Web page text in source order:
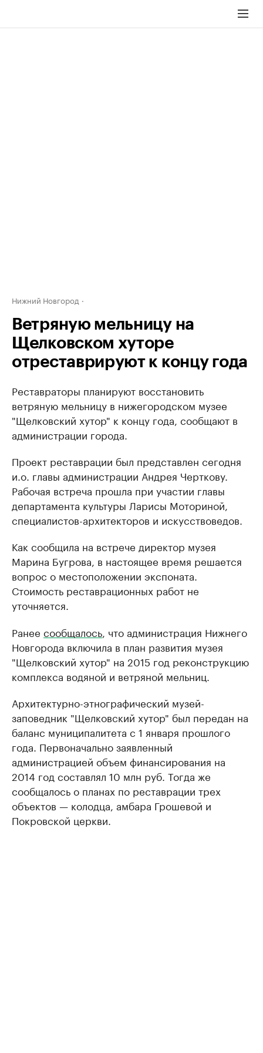
Нижний Новгород
Ветряную мельницу на
Щелковском хуторе
отреставрируют к концу года
Реставраторы планируют восстановить
ветряную мельницу в нижегородском музее
"Щелковский хутор" к концу года, сообщают в
администрации города.
Проект реставрации был представлен сегодня
и.о. главы администрации Андрея Черткову.
Рабочая встреча прошла при участии главы
департамента культуры Ларисы Моториной,
специалистов-архитекторов и искусствоведов.
Как сообщила на встрече директор музея
Марина Бугрова, в настоящее время решается
вопрос о местоположении экспоната.
Стоимость реставрационных работ не
уточняется.
Ранее сообщалось , что администрация Нижнего
Новгорода включила в план развития музея
"Щелковский хутор" на 2015 год реконструкцию
комплекса водяной и ветряной мельниц.
Архитектурно-этнографический музей-
заповедник "Щелковский хутор" был передан на
баланс муниципалитета с 1 января прошлого
года. Первоначально заявленный
администрацией объем финансирования на
2014 год составлял 10 млн руб. Тогда же
сообщалось о планах по реставрации трех
объектов — колодца, амбара Грошевой и
Покровской церкви.